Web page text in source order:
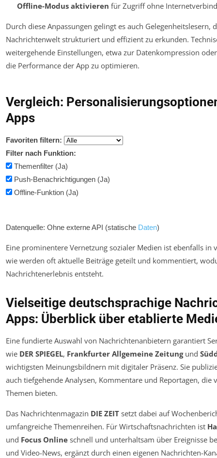
Offline-Modus aktivieren für Zugriff ohne
Durch diese Anpassungen gelingt es auch
Nachrichtenwelt strukturiert und effizient zu erkunden.
weitergehende Einstellungen, etwa zur Datenkompression
die Performance der App zu optimieren.
Vergleich:
Apps
Favoriten filtern:
Filter nach Funktion:
Themenfilter (Ja)
Push-Benachrichtigungen (Ja)
Offline-Funktion (Ja)
Datenquelle: Ohne externe API (statische Daten)
Eine prominentere Vernetzung sozialer Medien ist ebenfalls in
wie werden oft aktuelle Beiträge geteilt und kommentiert,
Nachrichtenerlebnis entsteht.
Vielseitige deutschsprachige
Apps: Überblick über etablierte
Eine fundierte Auswahl von Nachrichtenanbietern garantiert
wie DER SPIEGEL, Frankfurter Allgemeine Zeitungund
wichtigsten Meinungsbildnern mit digitaler Präsenz. Sie
auch tiefgehende Analysen, Kommentare und Reportagen,
Themen bieten.
Das Nachrichtenmagazin DIE ZEIT setzt dabei auf
umfangreiche Themenreihen. Für Wirtschaftsnachrichten ist
und Focus Online schnell und unterhaltsam über Ereignisse
und Video-News, ergänzt durch einen eigenen Nachrichten-